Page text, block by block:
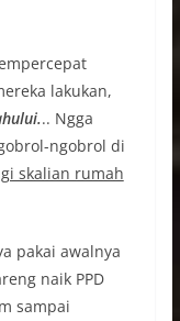
lakukan,
.. Ngga
ngobrol di
skalian rumah
pakai awalnya
naik PPD
sampai